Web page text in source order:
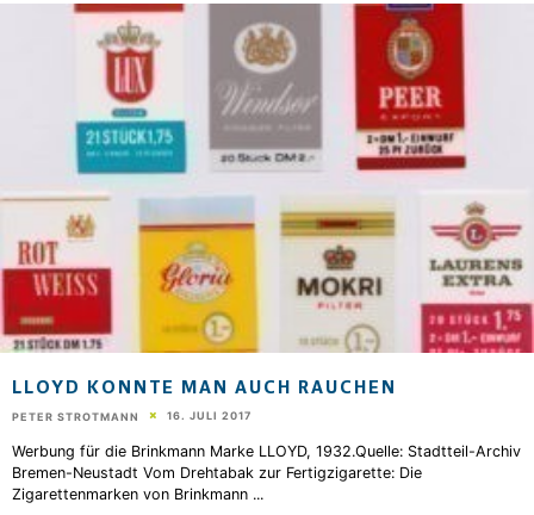
LLOYD KONNTE MAN AUCH RAUCHEN
PETER STROTMANN 16. JULI 2017
Werbung für die Brinkmann Marke LLOYD, 1932.Quelle: Stadtteil-Archiv
Bremen-Neustadt Vom Drehtabak zur Fertigzigarette: Die
Zigarettenmarken von Brinkmann ...